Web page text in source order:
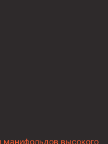
манифольдов высокого